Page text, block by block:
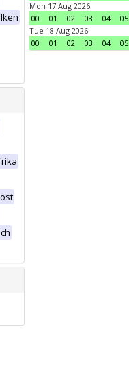
Mon 17 Aug 2026
00
01 02 03 04 05
Tue 18 Aug 2026
00
01 02 03 04 05